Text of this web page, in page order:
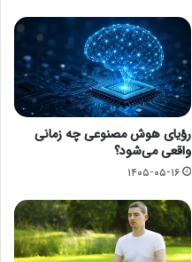
رؤیای هوش مصنوعی چه زمانی
واقعی می‌شود؟
۱۴۰۵-۰۵-۱۶